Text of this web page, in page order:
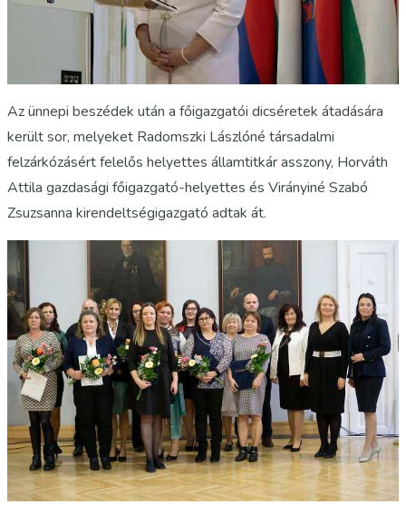
Az ünnepi beszédek után a főigazgatói dicséretek átadására
került sor, melyeket Radomszki Lászlóné társadalmi
felzárkózásért felelős helyettes államtitkár asszony, Horváth
Attila gazdasági főigazgató-helyettes és Virányiné Szabó
Zsuzsanna kirendeltségigazgató adtak át.